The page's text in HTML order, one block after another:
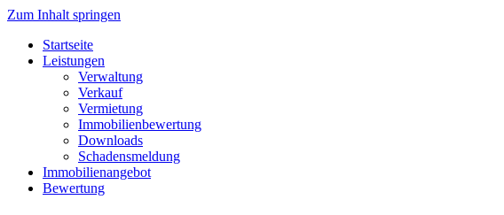
Zum Inhalt springen
Startseite
Leistungen
Verwaltung
Verkauf
Vermietung
Immobilienbewertung
Downloads
Schadensmeldung
Immobilienangebot
Bewertung